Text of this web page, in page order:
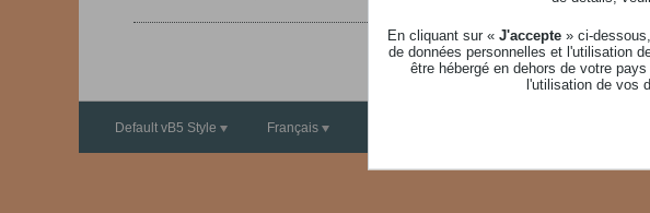
Default vB5 Style Français
En cliquant sur « J'accepte » ci-
de données personnelles et l'utilisation
être hébergé en dehors de votre
l'utilisation de vos